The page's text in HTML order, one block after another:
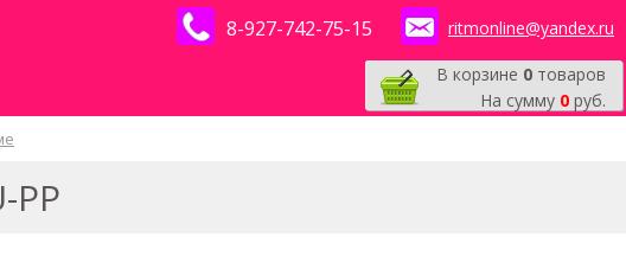
8-927-742-75-15 ritmonline@yandex.ru
В корзине 0 товаров
На сумму 0 руб.
PP